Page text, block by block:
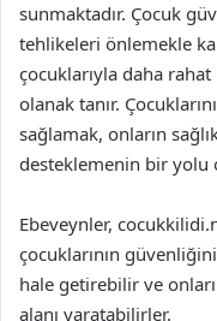
sunmaktadır. Çocuk
tehlikeleri önlemekle
çocuklarıyla daha
olanak tanır.
sağlamak, onların
desteklemenin bir yolu
Ebeveynler,
çocuklarının
hale getirebilir ve
alanı yaratabilirler.